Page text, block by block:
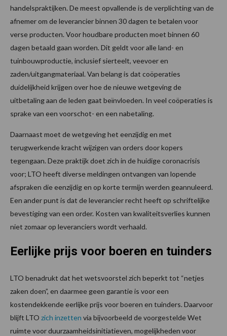
handelspraktijken. De meest opvallende is de verplichting van de
afnemer om de leverancier binnen 30 dagen te betalen voor
verse producten. Voor houdbare producten moet binnen 60
dagen betaald gaan worden. Dit geldt voor alle land- en
tuinbouwproductie, inclusief sierteelt, veevoer en
zaden/uitgangmateriaal. Van belang is dat coöperaties
duidelijkheid krijgen over hoe de nieuwe wetgeving de
uitbetaling aan de leden gaat beïnvloeden. In veel coöperaties is
sprake van een voorschot- en een nabetaling.
Daarnaast moet de wetgeving het eenzijdig en met
terugwerkende kracht wijzigen van orders door kopers
tegengaan. Deze praktijk doet zich in de huidige coronacrisis
voor; LTO heeft diverse meldingen ontvangen van lopende
afspraken die eenzijdig en op korte termijn werden geannuleerd.
Een ander punt is dat de leverancier recht heeft op schriftelijke
bevestiging van een order. Kosten van kwaliteitsverlies kunnen
niet zomaar op leveranciers wordt verhaald.
Eerlijke prijs voor boeren en tuinders
LTO benadrukt dat het wetsvoorstel zich beperkt tot “netjes
zaken doen”, en daarmee geen garantie is voor een
kostendekkende eerlijke prijs voor boeren en tuinders. Daarvoor
blijft LTO zich inzetten via bijvoorbeeld de voorgestelde Wet
ruimte voor duurzaamheidsinitiatieven, mogelijkheden voor